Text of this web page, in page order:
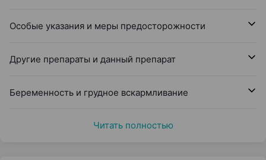
Особые указания и меры предосторожности
Другие препараты и данный препарат
Беременность и грудное вскармливание
Читать полностью